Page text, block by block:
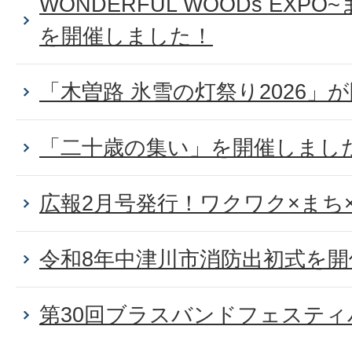
を開催しました！
「木曽路 氷雪の灯祭り2026」
「二十歳の集い」を開催しまし
広報2月号発行！ワクワク×まち
令和8年中津川市消防出初式を
第30回ブラスバンドフェステ